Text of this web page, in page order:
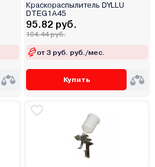
Краскораспылитель DYLLU
DTEG1A45
95.82 руб.
104.44 руб.
от 3 руб. руб./мес.
Купить